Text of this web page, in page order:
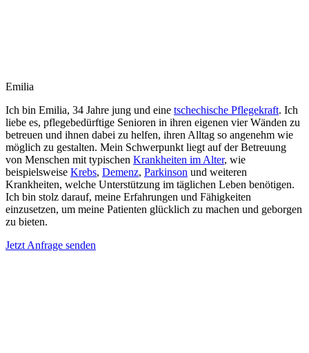
Emilia
Ich bin Emilia, 34 Jahre jung und eine tschechische Pflegekraft. Ich
liebe es, pflegebedürftige Senioren in ihren eigenen vier Wänden zu
betreuen und ihnen dabei zu helfen, ihren Alltag so angenehm wie
möglich zu gestalten. Mein Schwerpunkt liegt auf der Betreuung
von Menschen mit typischen Krankheiten im Alter, wie
beispielsweise Krebs, Demenz, Parkinson und weiteren
Krankheiten, welche Unterstützung im täglichen Leben benötigen.
Ich bin stolz darauf, meine Erfahrungen und Fähigkeiten
einzusetzen, um meine Patienten glücklich zu machen und geborgen
zu bieten.
Jetzt Anfrage senden